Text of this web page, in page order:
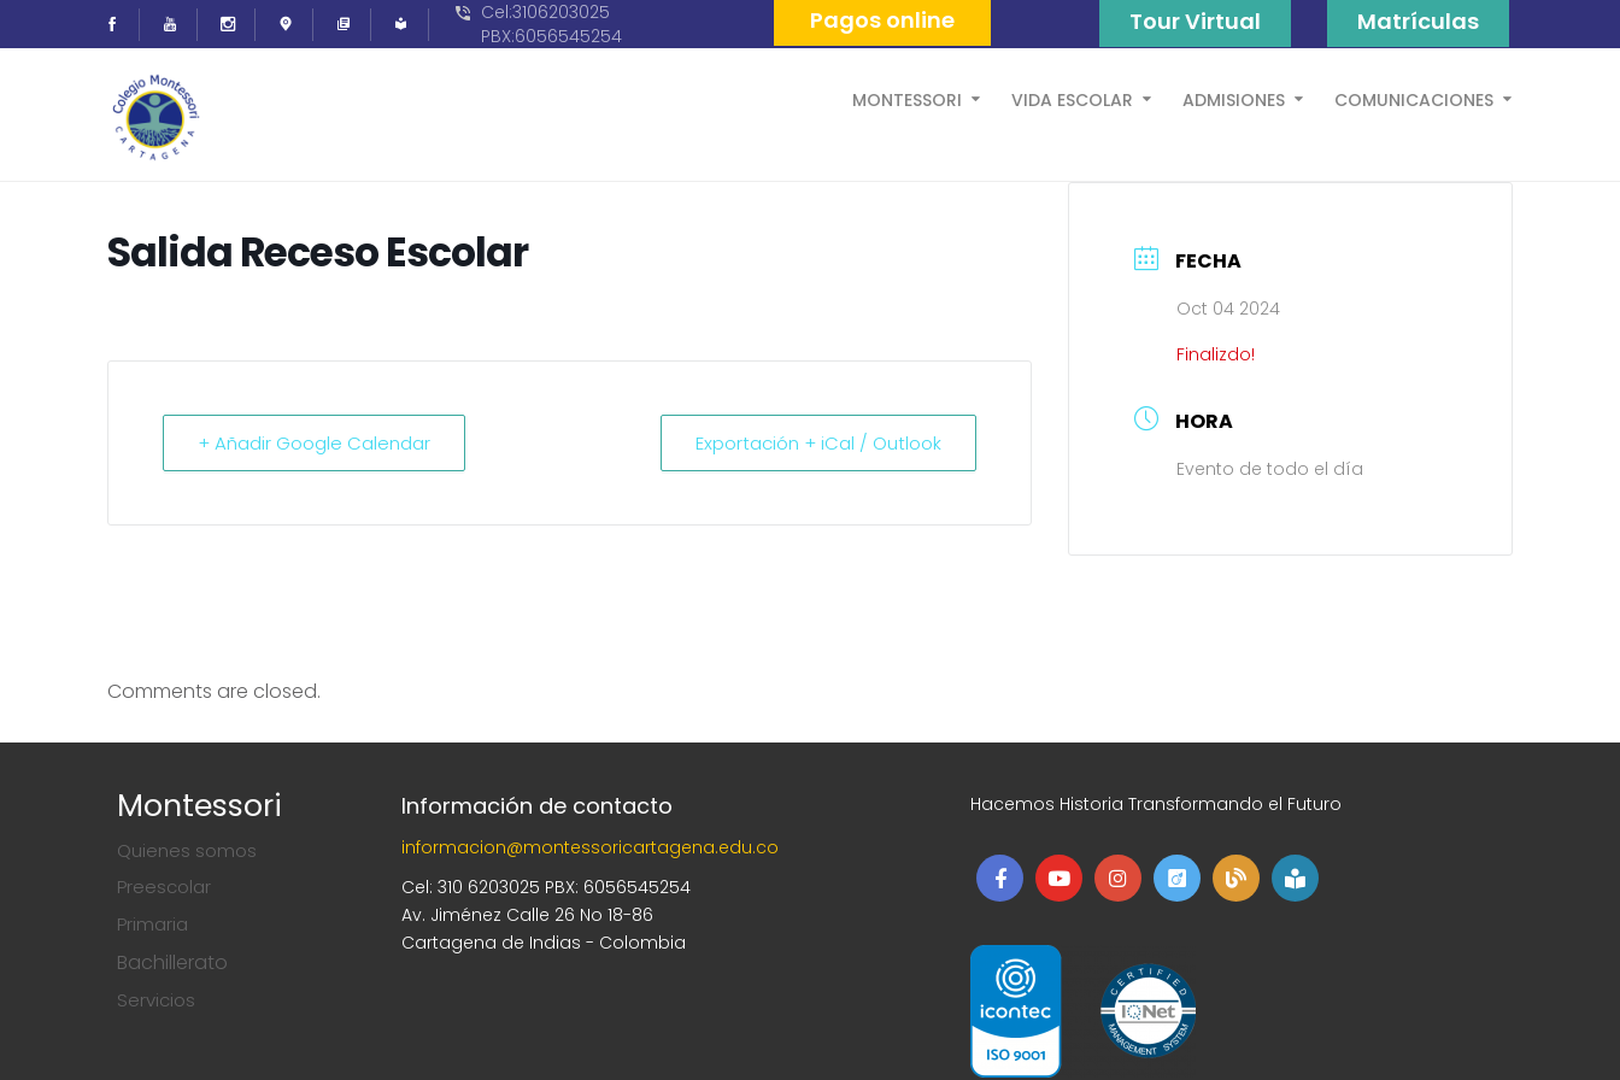
Cel:3106203025
PBX:6056545254
Pagos online Matrículas
Tour Virtual
MONTESSORI VIDA ESCOLAR ADMISIONES COMUNICACIONES
Salida Receso Escolar
+ Añadir Google Calendar Exportación + iCal / Outlook
FECHA
Oct 04 2024
Finalizdo!
HORA
Evento de todo el día
Comments are closed.
Montessori
Quienes somos
Preescolar
Primaria
Bachillerato
Servicios
Información de contacto
informacion@montessoricartagena.edu.co
Cel: 310 6203025 PBX: 6056545254
Av. Jiménez Calle 26 No 18-86
Cartagena de Indias - Colombia
Hacemos Historia Transformando el Futuro